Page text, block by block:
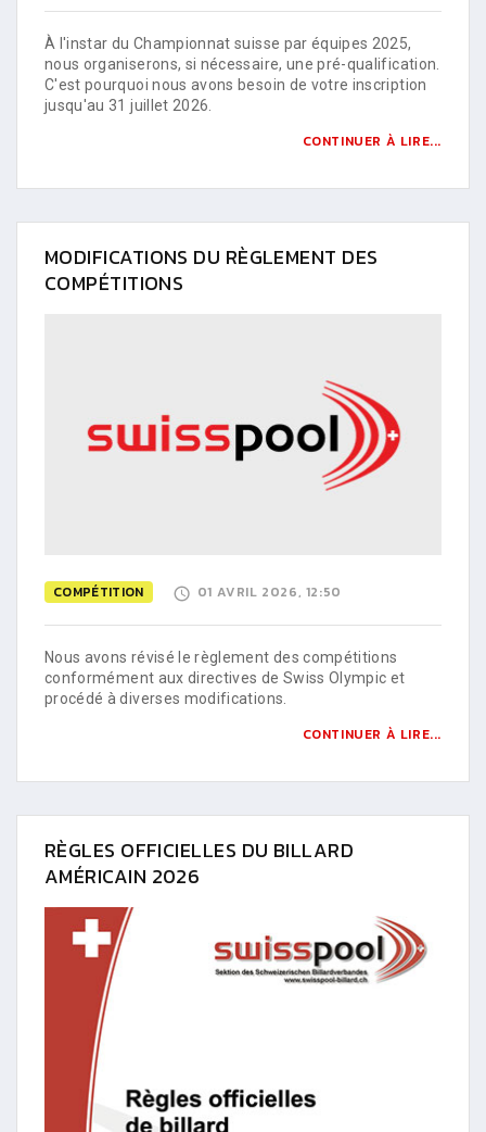
À l'instar du Championnat suisse par équipes 2025,
nous organiserons, si nécessaire, une pré-qualification.
C'est pourquoi nous avons besoin de votre inscription
jusqu'au 31 juillet 2026.
CONTINUER À LIRE...
MODIFICATIONS DU RÈGLEMENT DES
COMPÉTITIONS
COMPÉTITION 01 AVRIL 2026, 12:50
Nous avons révisé le règlement des compétitions
conformément aux directives de Swiss Olympic et
procédé à diverses modifications.
CONTINUER À LIRE...
RÈGLES OFFICIELLES DU BILLARD
AMÉRICAIN 2026